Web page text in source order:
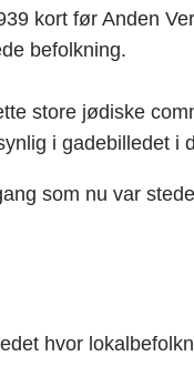
kort før Anden
befolkning.
store jødiske
i gadebilledet i
som nu var
hvor